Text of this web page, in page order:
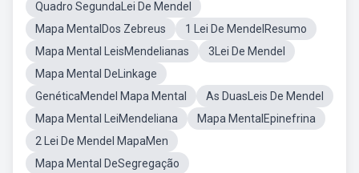
Quadro SegundaLei De Mendel
Mapa MentalDos Zebreus
1 Lei De MendelResumo
Mapa Mental LeisMendelianas
3Lei De Mendel
Mapa Mental DeLinkage
GenéticaMendel Mapa Mental
As DuasLeis De Mendel
Mapa Mental LeiMendeliana
Mapa MentalEpinefrina
2 Lei De Mendel MapaMen
Mapa Mental DeSegregação